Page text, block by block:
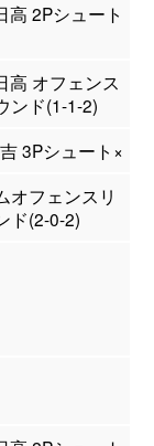
高 2Pシュート
高 オフェンス
ンド(1-1-2)
3Pシュート×
オフェンスリ
ド(2-0-2)